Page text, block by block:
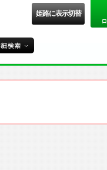
姫路に表示切替